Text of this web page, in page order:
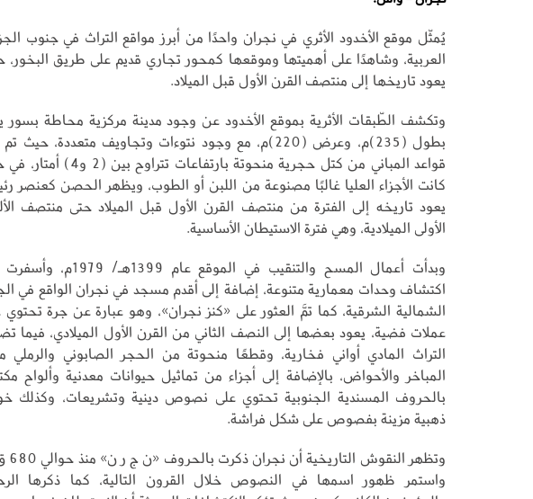
يُمثّل موقع الأخدود الأثري في نجران واحدًا من أبرز مواقع التراث في جنوب
العربية، وشاهدًا على أهميتها وموقعها كمحور تجاري قديم على طريق البخور،
يعود تاريخها إلى منتصف القرن الأول قبل الميلاد.
وتكشف الطّبقات الأثرية بموقع الأخدود عن وجود مدينة مركزية محاطة بسور
بطول (235)م، وعرض (220)م، مع وجود نتوءات وتجاويف متعددة، حيث
قواعد المباني من كتل حجرية منحوتة بارتفاعات تتراوح بين
كانت الأجزاء العليا غالبًا مصنوعة من اللبن أو الطوب، ويظهر الحصن كعنصر
يعود تاريخه إلى الفترة من منتصف القرن الأول قبل الميلاد حتى منتصف
الأولى الميلادية، وهي فترة الاستيطان الأساسية.
وبدأت أعمال المسح والتنقيب في الموقع عام 1399هـ/
اكتشاف وحدات معمارية متنوعة، إضافة إلى أقدم مسجد في نجران الواقع في
الشمالية الشرقية، كما تمَّ العثور على «كنز نجران»، وهو عبارة عن جرة تحتوي
عملات فضية، يعود بعضها إلى النصف الثاني من القرن الأول الميلادي، فيما
التراث المادي أواني فخارية، وقطعًا منحوتة من الحجر الصابوني والرملي
المباخر والأحواض، بالإضافة إلى أجزاء من تماثيل حيوانات معدنية وألواح
بالحروف المسندية الجنوبية تحتوي على نصوص دينية وتشريعات، وكذلك
ذهبية مزينة بفصوص على شكل فراشة.
وتظهر
واستمر ظهور اسمها في النصوص خلال القرون التالية، كما ذكرها